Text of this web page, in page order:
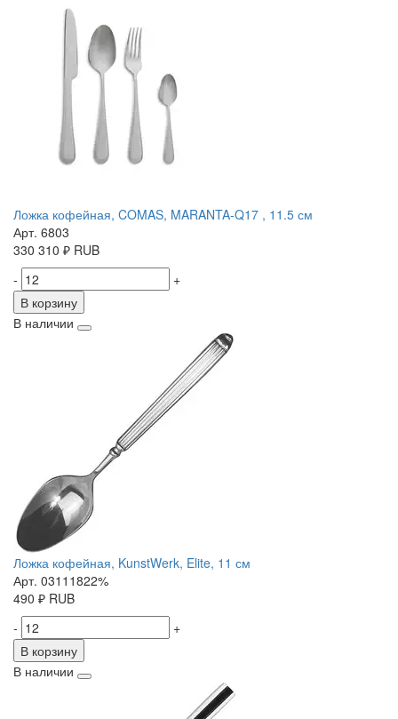
Ложка кофейная, COMAS, MARANTA-Q17 , 11.5 см
Арт. 6803
330 310 ₽ RUB
-
+
В корзину
В наличии
Ложка кофейная, KunstWerk, Elite, 11 см
Арт. 03111822%
490 ₽ RUB
-
+
В корзину
В наличии